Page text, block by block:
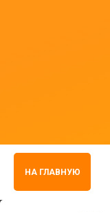
НА ГЛАВНУЮ